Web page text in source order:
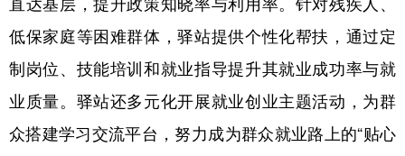
低保家庭等困难群体，驿站提供个性化帮扶，通过定
制岗位、技能培训和就业指导提升其就业成功率与就
业质量。驿站还多元化开展就业创业主题活动，为群
众搭建学习交流平台，努力成为群众就业路上的“贴心